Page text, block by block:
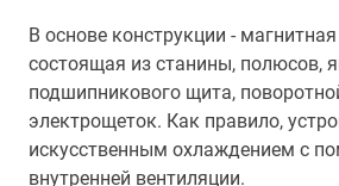
В основе конструкции -
состоящая из станины, полюсов,
подшипникового щита,
электрощеток. Как правило,
искусственным охлаждением с
внутренней вентиляции.